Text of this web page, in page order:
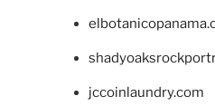
jccoinlaundry.com